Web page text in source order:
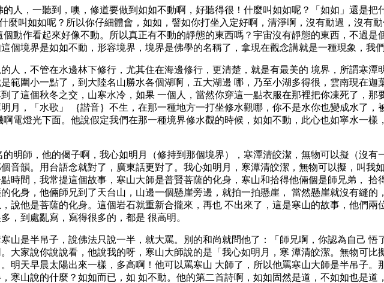
人，一聽到，噢，修道要做到如如不動啊，好聽得很！什麼叫如如呢？「如如」還是
麼叫如如呢？所以你仔細體會，如如，譬如你打坐入定好啊，清淨啊，沒有動過，沒有
動作看起來好像不動。所以真正有不動的靜態的東西嗎？宇宙沒有靜態的東西，不過是
個境界是如如不動，形容境界，境界是佛學的名稱了，拿現在觀念講就是一種現象，我
人，不管在水邊林下修行，尤其住在海邊修行，更清楚，就是有最美的 境界，所謂寒潭
範圍小一點了，到大陸名山勝水各個湖啊，五大湖邊 哪，乃至小湖多得很，雲南現在迦
了這個秋冬之交，山寒水冷，如果 一個人，當然你穿這一點衣服在那裡把你凍死了，那
月，「水歌」 ｛諧音｝不生，在那一種地方一打坐修水觀哪，你不是水你也變成水了，
電燈光下面。他說假定我們在那一種境界修水觀的時候，如如不動，此心也如寧水一樣
明師，他的偈子啊，我心如明月（修持到那個境界），寒潭清皎潔，無物可以擬（沒有
音韻。用台語念就對了，廣東話更對了。我心如明月，寒潭清皎潔，無物可以擬，叫我
時間，我常提這個故事，寒山大師是普賢菩薩的化身，寒山和拾得他倆個是師兄弟， 拾
化身，他倆師兄到了天台山，山邊一個懸崖旁邊，就拍一拍懸崖， 當然懸崖就沒有縫的
說他是菩薩的化身。這個岩石就重新合攏來，再也 不出來了，這是寒山的故事，他們兩
，到處亂寫，寫得很多的，都是 很高明。
山是半吊子，說佛法只說一半，就大罵。別的和尚就問他了：「師兄啊，你認為自己 悟
大家說你說說看，他說我的呀，寒山大師說的是「我心如明月，寒 潭清皎潔。無物可比
明天早晨太陽出來一樣，多高啊！他可以罵寒山 大師了，所以他罵寒山大師是半吊子。
寒山說的什麼？如如而已，如 如不動。他的第二首詩啊，如如固然是道，不如如也是道